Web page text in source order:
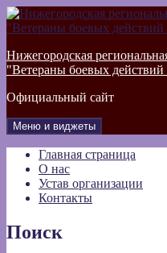
Перейти
к
Нижегородская
"Ветераны боевых
Официальный сайт
Меню и виджеты
Главная страница
О нас
Устав организации
Контакты
Поиск